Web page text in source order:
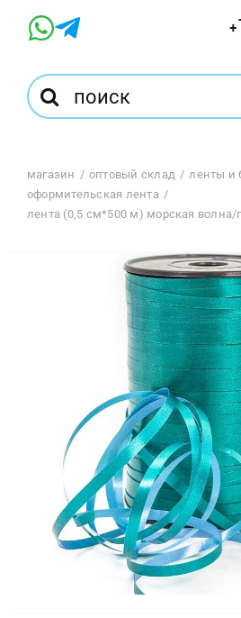
Результат
поиска:
Магазин
Оптовый Магазин
Доставка
О нас
магазин оптовый склад
ленты и
оформительская лента
лента (0,5 см*500 м) морская волна/